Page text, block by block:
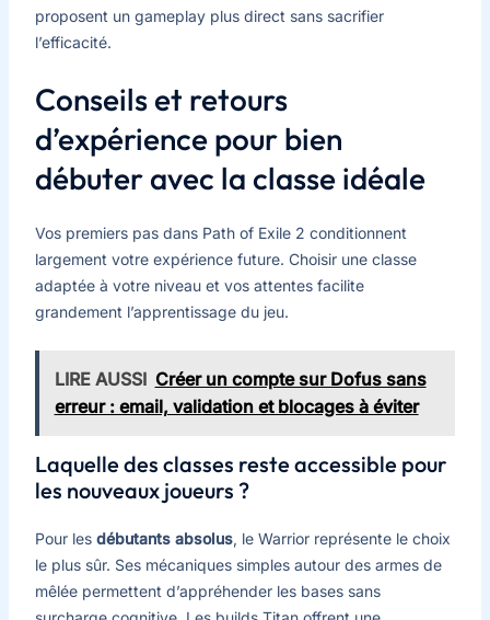
proposent un gameplay plus direct sans sacrifier
l’efficacité.
Conseils et retours
d’expérience pour bien
débuter avec la classe idéale
Vos premiers pas dans Path of Exile 2 conditionnent
largement votre expérience future. Choisir une classe
adaptée à votre niveau et vos attentes facilite
grandement l’apprentissage du jeu.
LIRE AUSSI Créer un compte sur Dofus sans
erreur : email, validation et blocages à éviter
Laquelle des classes reste accessible pour
les nouveaux joueurs ?
Pour les débutants absolus, le Warrior représente le choix
le plus sûr. Ses mécaniques simples autour des armes de
mêlée permettent d’appréhender les bases sans